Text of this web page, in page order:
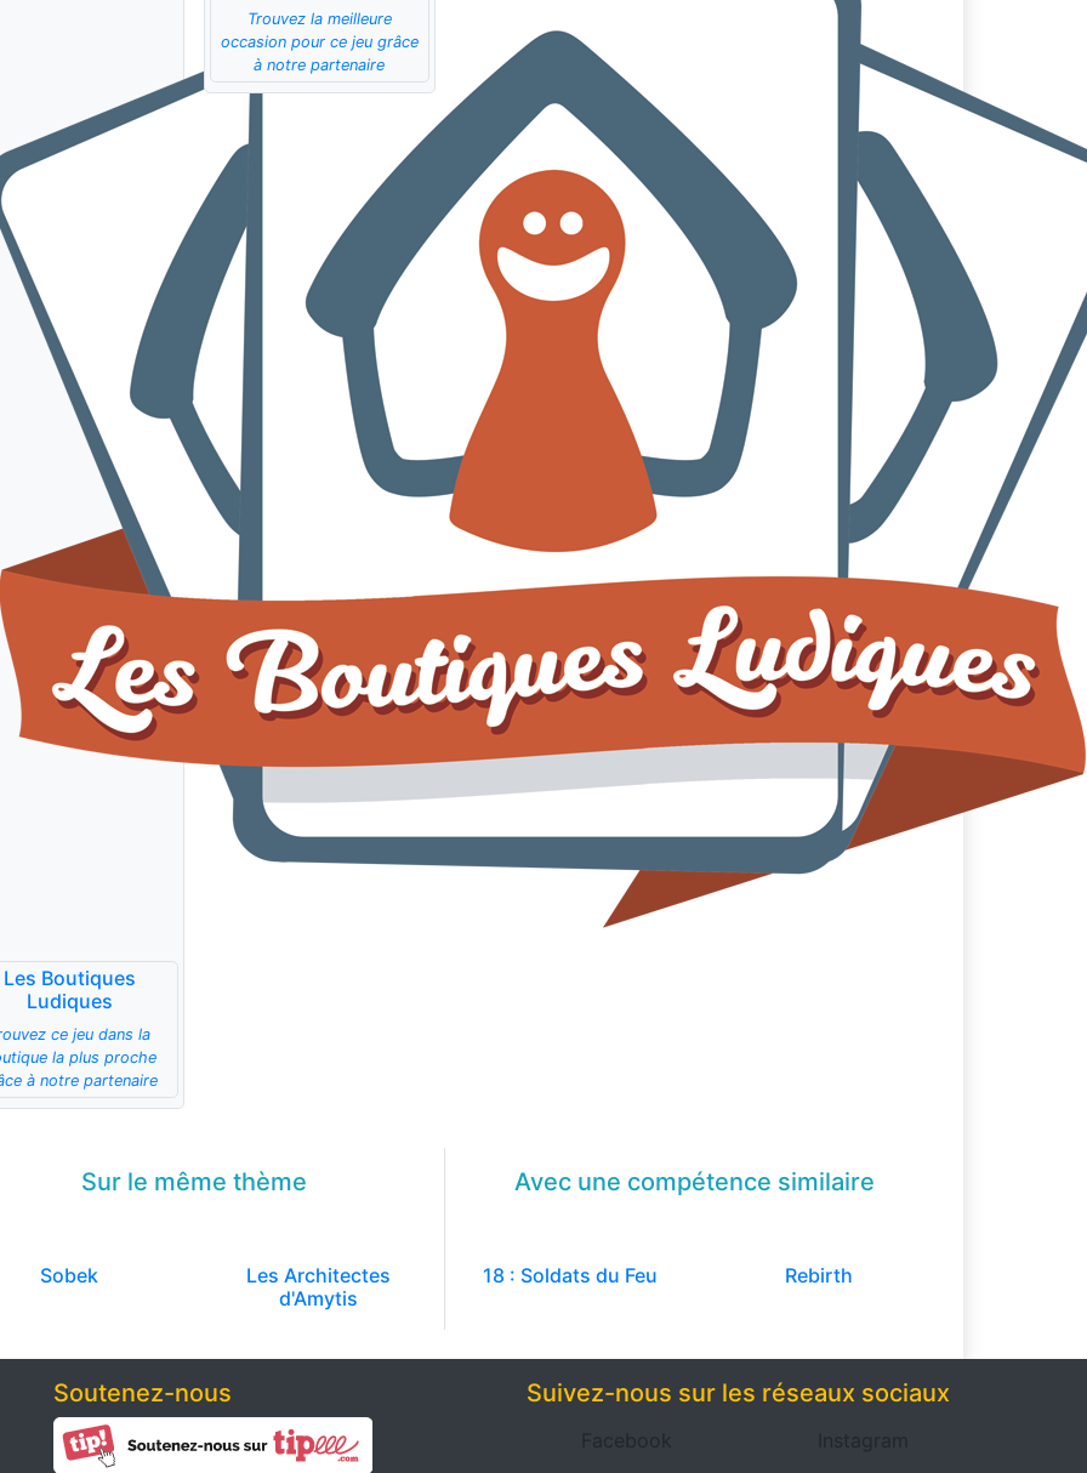
Les Boutiques
Ludiques
ce jeu dans la
la plus proche
à notre partenaire
Trouvez la meilleure
occasion pour ce jeu grâce
à notre partenaire
Sur le même thème
Sobek
Les Architectes
d'Amytis
Avec une compétence similaire
18 : Soldats du Feu Rebirth
Soutenez-nous Suivez-nous sur les réseaux sociaux
Facebook Instagram